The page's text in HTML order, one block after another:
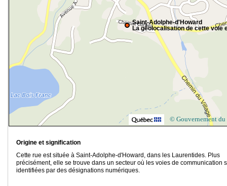
Saint-Adolphe-d'Howard
La géolocalisation de cette voie
© Gouvernement du
Origine et signification
Cette rue est située à Saint-Adolphe-d'Howard, dans les Laurentides. Plus
précisément, elle se trouve dans un secteur où les voies de communication
identifiées par des désignations numériques.